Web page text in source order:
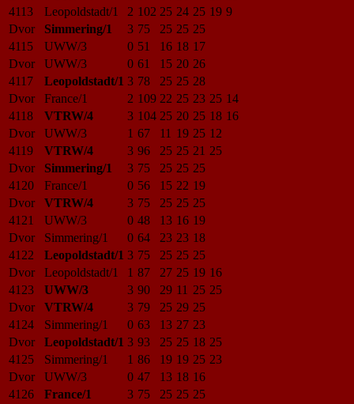
4113
Leopoldstadt/1 2 102 25 24 25 19 9
Dvor
Simmering/1 3 75 25 25 25
4115
UWW/3 0 51 16 18 17
Dvor
UWW/3 0 61 15 20 26
4117
Leopoldstadt/1 3 78 25 25 28
Dvor
France/1 2 109 22 25 23 25 14
4118
VTRW/4 3 104 25 20 25 18 16
Dvor
UWW/3 1 67 11 19 25 12
4119
VTRW/4 3 96 25 25 21 25
Dvor
Simmering/1 3 75 25 25 25
4120
France/1 0 56 15 22 19
Dvor
VTRW/4 3 75 25 25 25
4121
UWW/3 0 48 13 16 19
Dvor
Simmering/1 0 64 23 23 18
4122
Leopoldstadt/1 3 75 25 25 25
Dvor
Leopoldstadt/1 1 87 27 25 19 16
4123
UWW/3 3 90 29 11 25 25
Dvor
VTRW/4 3 79 25 29 25
4124
Simmering/1 0 63 13 27 23
Dvor
Leopoldstadt/1 3 93 25 25 18 25
4125
Simmering/1 1 86 19 19 25 23
Dvor
UWW/3 0 47 13 18 16
4126
France/1 3 75 25 25 25